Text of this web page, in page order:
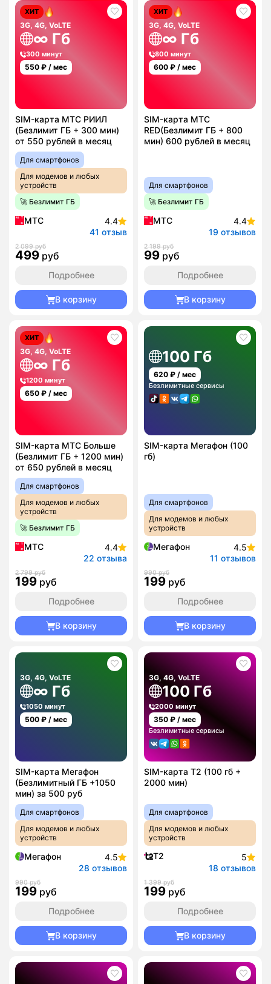
ХИТ
3G, 4G, VoLTE
∞ Гб
300 минут
550 ₽ / мес
SIM-карта МТС РИИЛ
(Безлимит ГБ + 300 мин)
от 550 рублей в месяц
Для смартфонов
Для модемов и любых
устройств
🚀 Безлимит ГБ
МТС
4.4
41 отзыв
2 099 руб
499 руб
Подробнее
В корзину
ХИТ
3G, 4G, VoLTE
∞ Гб
800 минут
600 ₽ / мес
SIM-карта МТС
RED(Безлимит ГБ + 800
мин) 600 рублей в месяц
Для смартфонов
🚀 Безлимит ГБ
МТС
4.4
19 отзывов
2 199 руб
99 руб
Подробнее
В корзину
ХИТ
3G, 4G, VoLTE
∞ Гб
1200 минут
650 ₽ / мес
SIM-карта МТС Больше
(Безлимит ГБ + 1200 мин)
от 650 рублей в месяц
Для смартфонов
Для модемов и любых
устройств
🚀 Безлимит ГБ
МТС
4.4
22 отзыва
2 799 руб
199 руб
Подробнее
В корзину
100 Гб
620 ₽ / мес
Безлимитные сервисы
SIM-карта Мегафон (100
гб)
Для смартфонов
Для модемов и любых
устройств
Мегафон
4.5
11 отзывов
990 руб
199 руб
Подробнее
В корзину
3G, 4G, VoLTE
∞ Гб
1050 минут
500 ₽ / мес
SIM-карта Мегафон
(Безлимитный ГБ +1050
мин) за 500 руб
Для смартфонов
Для модемов и любых
устройств
Мегафон
4.5
28 отзывов
990 руб
199 руб
Подробнее
В корзину
3G, 4G, VoLTE
100 Гб
2000 минут
350 ₽ / мес
Безлимитные сервисы
SIM-карта T2 (100 гб +
2000 мин)
Для смартфонов
Для модемов и любых
устройств
T2
5
18 отзывов
1 399 руб
199 руб
Подробнее
В корзину